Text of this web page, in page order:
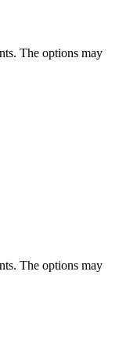
The options may
The options may